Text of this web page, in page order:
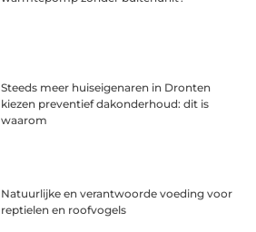
Steeds meer huiseigenaren in Dronten
kiezen preventief dakonderhoud: dit is
waarom
Natuurlijke en verantwoorde voeding voor
reptielen en roofvogels